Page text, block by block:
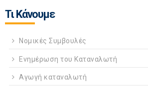
Τι Κάνουμε
Νομικές Συμβουλές
Ενημέρωση του Καταναλωτή
Αγωγή καταναλωτή